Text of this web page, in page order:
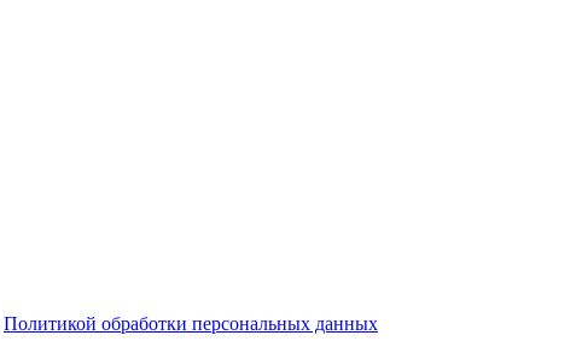
Политикой обработки персональных данных